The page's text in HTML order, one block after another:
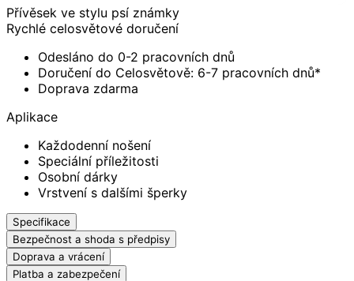
Přívěsek ve stylu psí známky
Rychlé celosvětové doručení
Odesláno do 0-2 pracovních dnů
Doručení do Celosvětově: 6-7 pracovních dnů*
Doprava zdarma
Aplikace
Každodenní nošení
Speciální příležitosti
Osobní dárky
Vrstvení s dalšími šperky
Specifikace
Bezpečnost a shoda s předpisy
Doprava a vrácení
Platba a zabezpečení